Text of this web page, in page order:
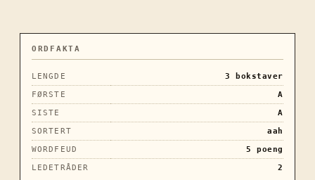
ORDFAKTA
LENGDE 3
bokstaver
FØRSTE
A
SISTE
A
SORTERT
aah
WORDFEUD
5
poeng
LEDETRÅDER
2